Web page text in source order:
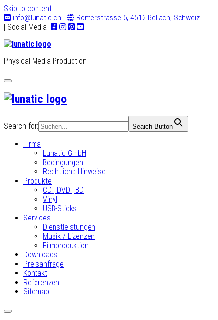
Skip to content
info@lunatic.ch |
Römerstrasse 6, 4512 Bellach, Schweiz
| Social-Media
Physical Media Production
Toggle
navigation
Search for: Search Button
Firma
Lunatic GmbH
Bedingungen
Rechtliche Hinweise
Produkte
CD | DVD | BD
Vinyl
USB-Sticks
Services
Dienstleistungen
Musik / Lizenzen
Filmproduktion
Downloads
Preisanfrage
Kontakt
Referenzen
Sitemap